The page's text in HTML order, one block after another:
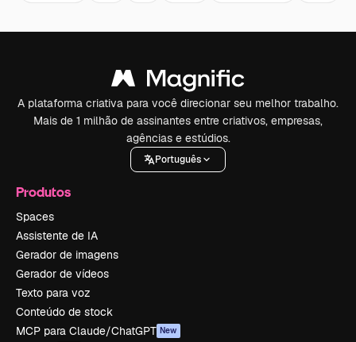
A plataforma criativa para você direcionar seu melhor trabalho.
Mais de 1 milhão de assinantes entre criativos, empresas,
agências e estúdios.
Português
Produtos
Spaces
Assistente de IA
Gerador de imagens
Gerador de vídeos
Texto para voz
Conteúdo de stock
MCP para Claude/ChatGPT New